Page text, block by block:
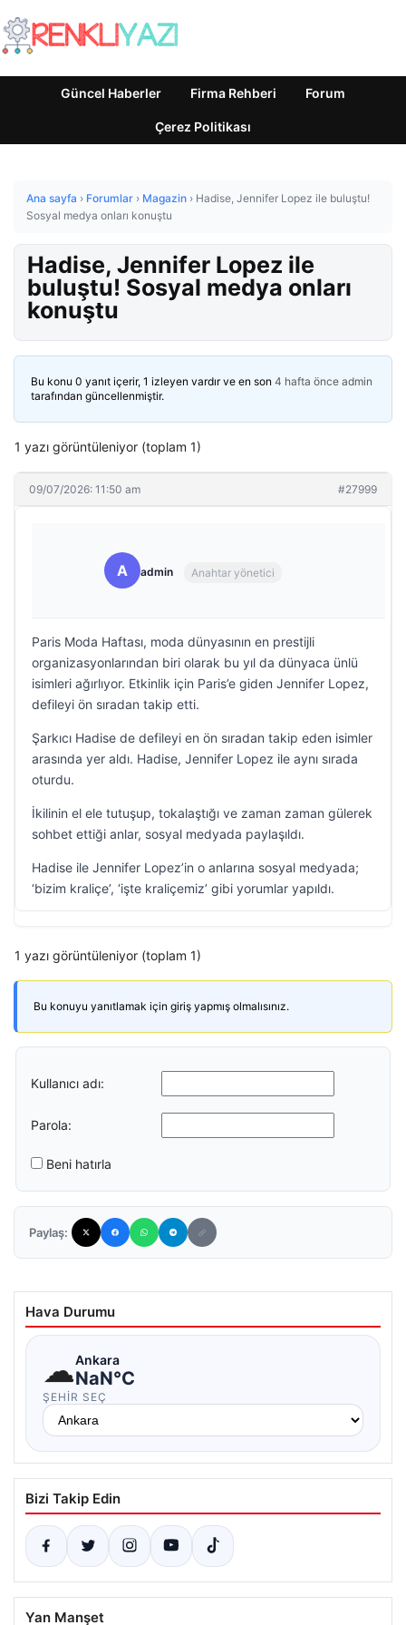
Güncel Haberler Firma Rehberi Forum
Çerez Politikası
Ana sayfa › Forumlar › Magazin › Hadise, Jennifer Lopez ile buluştu!
Sosyal medya onları konuştu
Hadise, Jennifer Lopez ile
buluştu! Sosyal medya onları
konuştu
Bu konu 0 yanıt içerir, 1 izleyen vardır ve en son 4 hafta önce admin
tarafından güncellenmiştir.
1 yazı görüntüleniyor (toplam 1)
09/07/2026: 11:50 am #27999
A admin Anahtar yönetici
Paris Moda Haftası, moda dünyasının en prestijli
organizasyonlarından biri olarak bu yıl da dünyaca ünlü
isimleri ağırlıyor. Etkinlik için Paris’e giden Jennifer Lopez,
defileyi ön sıradan takip etti.
Şarkıcı Hadise de defileyi en ön sıradan takip eden isimler
arasında yer aldı. Hadise, Jennifer Lopez ile aynı sırada
oturdu.
İkilinin el ele tutuşup, tokalaştığı ve zaman zaman gülerek
sohbet ettiği anlar, sosyal medyada paylaşıldı.
Hadise ile Jennifer Lopez’in o anlarına sosyal medyada;
‘bizim kraliçe’, ‘işte kraliçemiz’ gibi yorumlar yapıldı.
1 yazı görüntüleniyor (toplam 1)
Bu konuyu yanıtlamak için giriş yapmış olmalısınız.
Kullanıcı adı:
Parola:
Beni hatırla
Paylaş:
Hava Durumu
☁Ankara
NaN°C
ŞEHIR SEÇ
Bizi Takip Edin
Yan Manşet